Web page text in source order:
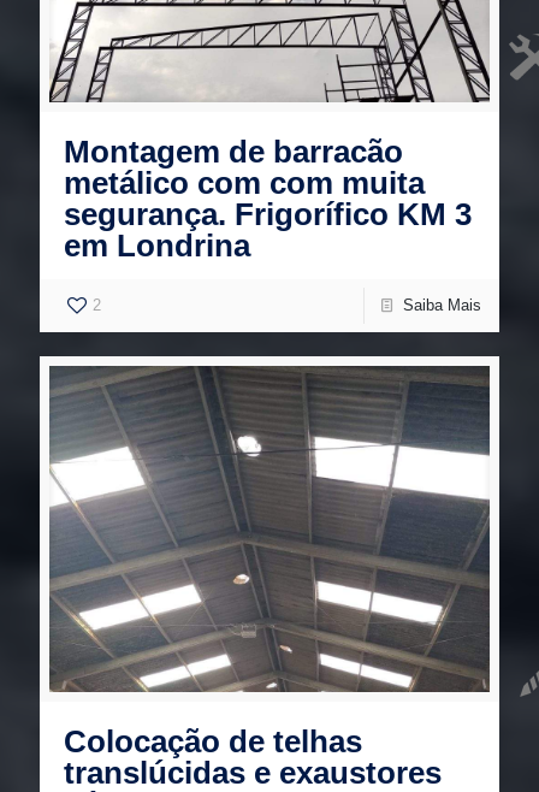
Montagem de barracão
metálico com com muita
segurança. Frigorífico KM 3
em Londrina
2 Saiba Mais
Colocação de telhas
translúcidas e exaustores